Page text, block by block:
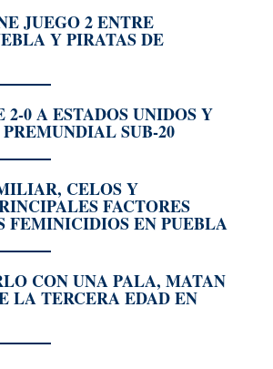
JUEGO 2 ENTRE
Y PIRATAS DE
0 A ESTADOS UNIDOS Y
SUB-20
CELOS Y
FACTORES
FEMINICIDIOS EN PUEBLA
CON UNA PALA, MATAN
LA TERCERA EDAD EN